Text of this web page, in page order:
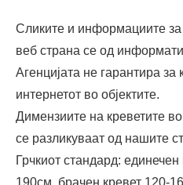
Сликите и информациите
веб страна се од
Агенцијата не гарантира за
интернетот во објектите.
Димензиите на креветите
се разликуваат од нашите
Грчкиот стандард:
190см, брачен кревет 120-